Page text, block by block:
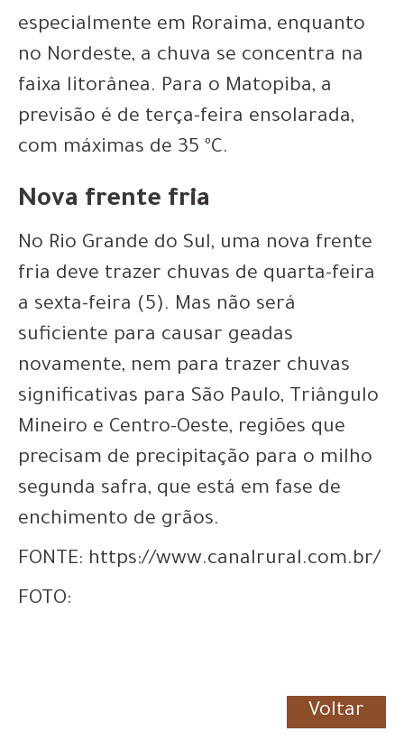
especialmente em Roraima, enquanto
no Nordeste, a chuva se concentra na
faixa litorânea. Para o Matopiba, a
previsão é de terça-feira ensolarada,
com máximas de 35 ºC.
Nova frente fria
No Rio Grande do Sul, uma nova frente
fria deve trazer chuvas de quarta-feira
a sexta-feira (5). Mas não será
suficiente para causar geadas
novamente, nem para trazer chuvas
significativas para São Paulo, Triângulo
Mineiro e Centro-Oeste, regiões que
precisam de precipitação para o milho
segunda safra, que está em fase de
enchimento de grãos.
FONTE: https://www.canalrural.com.br/
FOTO:
Voltar